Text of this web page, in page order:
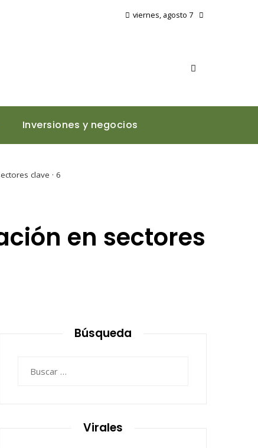
viernes, agosto 7
Inversiones y negocios
clave · 6
en sectores
Búsqueda
Virales